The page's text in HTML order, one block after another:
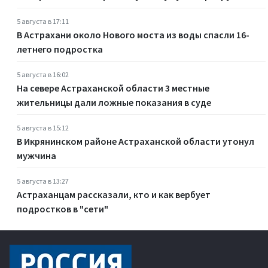
5 августа в 17:11
В Астрахани около Нового моста из воды спасли 16-
летнего подростка
5 августа в 16:02
На севере Астраханской области 3 местные
жительницы дали ложные показания в суде
5 августа в 15:12
В Икрянинском районе Астраханской области утонул
мужчина
5 августа в 13:27
Астраханцам рассказали, кто и как вербует
подростков в "сети"